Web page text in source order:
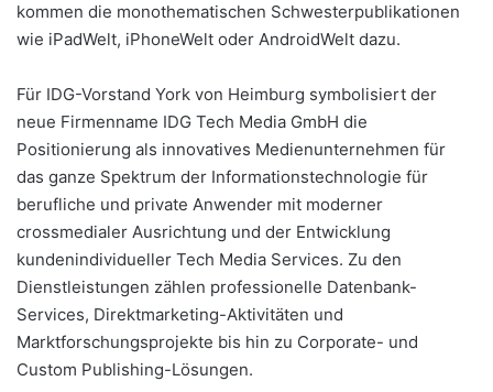
kommen die monothematischen Schwesterpublikationen
wie iPadWelt, iPhoneWelt oder AndroidWelt dazu.
Für IDG-Vorstand York von Heimburg symbolisiert der
neue Firmenname IDG Tech Media GmbH die
Positionierung als innovatives Medienunternehmen für
das ganze Spektrum der Informationstechnologie für
berufliche und private Anwender mit moderner
crossmedialer Ausrichtung und der Entwicklung
kundenindividueller Tech Media Services. Zu den
Dienstleistungen zählen professionelle Datenbank-
Services, Direktmarketing-Aktivitäten und
Marktforschungsprojekte bis hin zu Corporate- und
Custom Publishing-Lösungen.